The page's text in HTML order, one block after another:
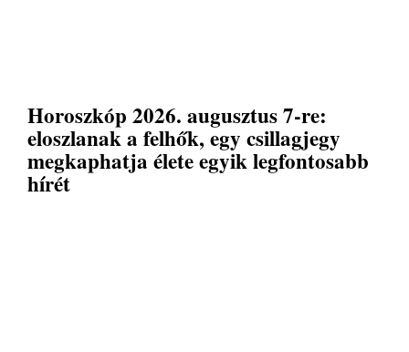
Horoszkóp 2026. augusztus 7-re:
eloszlanak a felhők, egy csillagjegy
megkaphatja élete egyik legfontosabb
hírét